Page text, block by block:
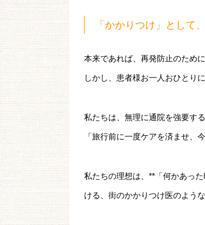
「かかりつけ」として
本来であれば、再発防止のため
しかし、患者様お一人おひとり
私たちは、無理に通院を強要す
「旅行前に一度ケアを済ませ、
私たちの理想は、**「何かあっ
ける、街のかかりつけ医のような